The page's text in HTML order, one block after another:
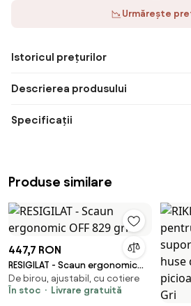
Urmărește
Istoricul prețurilor
Descrierea produsului
Specificații
Produse similare
447,7 RON
RESIGILAT - Scaun ergonomic
OFF 829 gri
De birou, ajustabil, cu cotiere
În stoc
Livrare gratuită